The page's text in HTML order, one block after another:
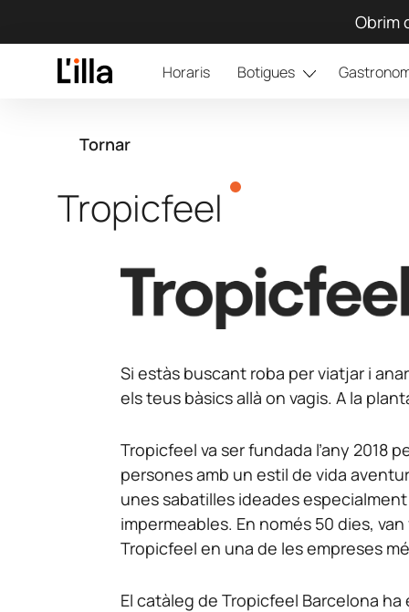
Obrim
Horaris Botigues
Tornar
Tropicfeel
Si estàs buscant roba per viatjar i
els teus bàsics allà on vagis. A la
Tropicfeel va ser fundada l’any 2018
persones amb un estil de vida
unes sabatilles ideades
impermeables. En només 50 dies,
Tropicfeel en una de les empreses
El catàleg de Tropicfeel Barcelona